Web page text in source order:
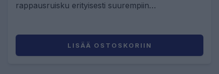
rappausruisku erityisesti suurempiin
LISÄÄ OSTOSKORIIN